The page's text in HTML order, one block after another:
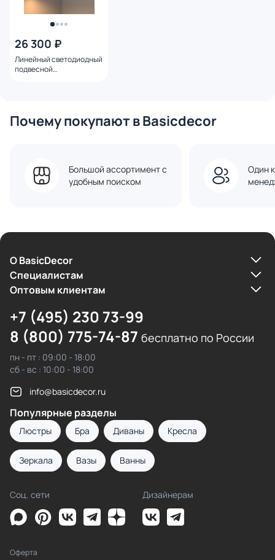
26 300 ₽
Линейный светодиодный
подвесной
шагрень 101-200-40-103
Почему покупают в Basicdecor
Большой ассортимент с
удобным поиском
Один
О BasicDecor
Cпециалистам
Оптовым клиентам
+7 (495) 230 73-99
8 (800) 775-74-87 бесплатно по России
пн - пт : 09:00 - 18:00
сб - вс : 10:00 - 18:00
info@basicdecor.ru
Популярные разделы
Люстры Бра Диваны Кресла
Зеркала Вазы Ванны
Соц. сети Дизайнерам
Оферта